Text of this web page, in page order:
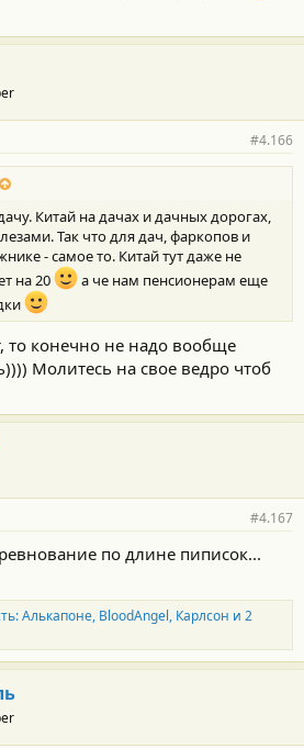
#4.166
Китай на дачах и дачных дорогах,
Так что для дач, фаркопов и
- самое то. Китай тут даже не
на 20
а че нам пенсионерам еще
то конечно не надо вообще
Молитесь на свое ведро чтоб
#4.167
по длине пиписок...
Алькапоне, BloodAngel, Карлсон и 2